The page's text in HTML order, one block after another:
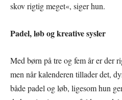
skov rigtig meget«, siger hun.
Padel, løb og kreative sysler
Med børn på tre og fem år er der
men når kalenderen tillader det,
både padel og løb, ligesom hun